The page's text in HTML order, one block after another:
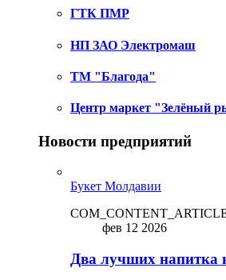
ГТК ПМР
НП ЗАО Электромаш
ТМ "Благода"
Центр маркет "Зелёный
Новости предприятий
Букет Молдавии
фев 12 2026
Два лучших напитка